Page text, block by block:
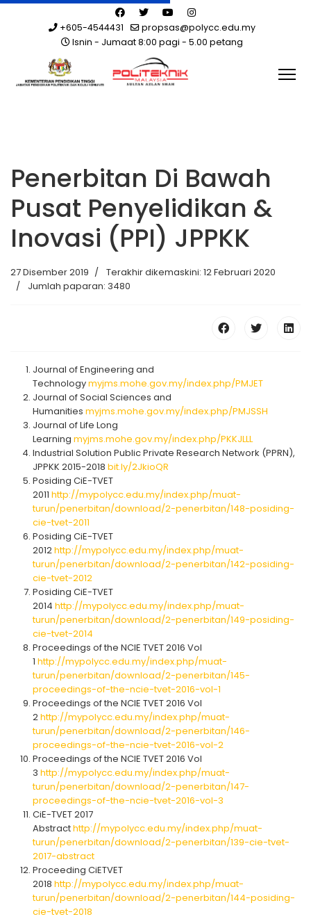
+605-4544431
propsas@polycc.edu.my
Isnin - Jumaat 8:00 pagi - 5.00 petang
Penerbitan Di Bawah
Pusat Penyelidikan &
Inovasi (PPI) JPPKK
27 Disember 2019
Terakhir dikemaskini: 12 Februari 2020
Jumlah paparan: 3480
Journal of Engineering and
Technologymyjms.mohe.gov.my/index.php/PMJET
Journal of Social Sciences and
Humanities myjms.mohe.gov.my/index.php/PMJSSH
Journal of Life Long
Learning myjms.mohe.gov.my/index.php/PKKJLLL
Industrial Solution Public Private Research Network (PPRN),
JPPKK 2015-2018 bit.ly/2JkioQR
Posiding CiE-TVET
2011 http://mypolycc.edu.my/index.php/muat-
turun/penerbitan/download/2-penerbitan/148-posiding-
cie-tvet-2011
Posiding CiE-TVET
2012http://mypolycc.edu.my/index.php/muat-
turun/penerbitan/download/2-penerbitan/142-posiding-
cie-tvet-2012
Posiding CiE-TVET
2014 http://mypolycc.edu.my/index.php/muat-
turun/penerbitan/download/2-penerbitan/149-posiding-
cie-tvet-2014
Proceedings of the NCIE TVET 2016 Vol
1 http://mypolycc.edu.my/index.php/muat-
turun/penerbitan/download/2-penerbitan/145-
proceedings-of-the-ncie-tvet-2016-vol-1
Proceedings of the NCIE TVET 2016 Vol
2http://mypolycc.edu.my/index.php/muat-
turun/penerbitan/download/2-penerbitan/146-
proceedings-of-the-ncie-tvet-2016-vol-2
Proceedings of the NCIE TVET 2016 Vol
3 http://mypolycc.edu.my/index.php/muat-
turun/penerbitan/download/2-penerbitan/147-
proceedings-of-the-ncie-tvet-2016-vol-3
CiE-TVET 2017
Abstracthttp://mypolycc.edu.my/index.php/muat-
turun/penerbitan/download/2-penerbitan/139-cie-tvet-
2017-abstract
Proceeding CiETVET
2018 http://mypolycc.edu.my/index.php/muat-
turun/penerbitan/download/2-penerbitan/144-posiding-
cie-tvet-2018